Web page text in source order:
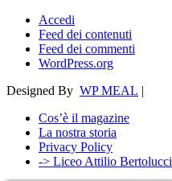
Accedi
Feed dei contenuti
Feed dei commenti
WordPress.org
Designed By WP MEAL |
Cos’è il magazine
La nostra storia
Privacy Policy
-> Liceo Attilio Bertolucci